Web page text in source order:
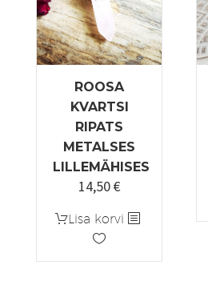
ROOSA
KVARTSI
RIPATS
METALSES
LILLEMÄHISES
14,50€
Lisa korvi